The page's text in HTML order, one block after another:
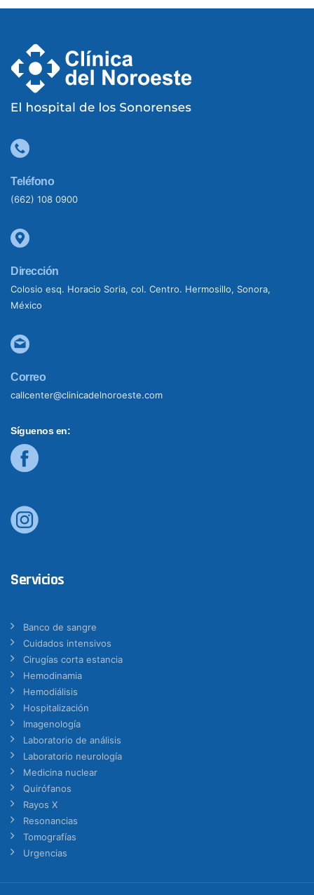
Teléfono
(662) 108 0900
Dirección
Colosio esq. Horacio Soria, col. Centro. Hermosillo, Sonora,
México
Correo
callcenter@clinicadelnoroeste.com
Síguenos en:
Servicios
Banco de sangre
Cuidados intensivos
Cirugías corta estancia
Hemodinamia
Hemodiálisis
Hospitalización
Imagenología
Laboratorio de análisis
Laboratorio neurología
Medicina nuclear
Quirófanos
Rayos X
Resonancias
Tomografías
Urgencias